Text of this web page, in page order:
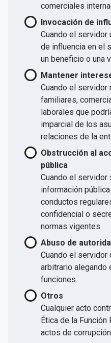
comerciales
Invocación de
Cuando el servidor
de influencia en el
un beneficio o una
Mantener
Cuando el servidor
familiares,
laborales que
imparcial de los
relaciones de la
Obstrucción al
pública
Cuando el servidor
información
conductos
confidencial o
normas vigentes.
Abuso de
Cuando el servidor
arbitrario alegando
funciones.
Otros
Cualquier acto
Ética de la
actos de